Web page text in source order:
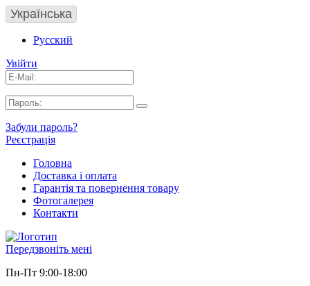
Українська
Русский
Увійти
Забули пароль?
Реєстрація
Головна
Доставка і оплата
Гарантія та повернення товару
Фотогалерея
Контакти
Передзвоніть мені
Пн-Пт 9:00-18:00